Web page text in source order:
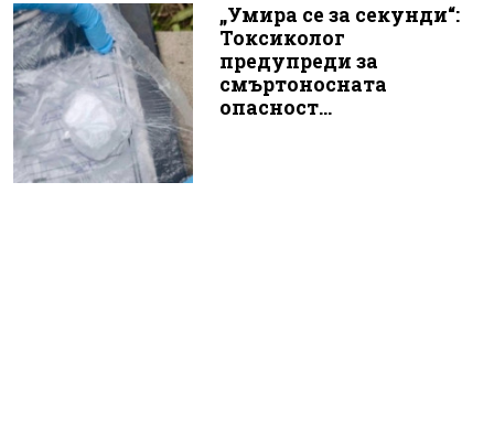
„Умира се за секунди“:
Токсиколог
предупреди за
смъртоносната
опасност...